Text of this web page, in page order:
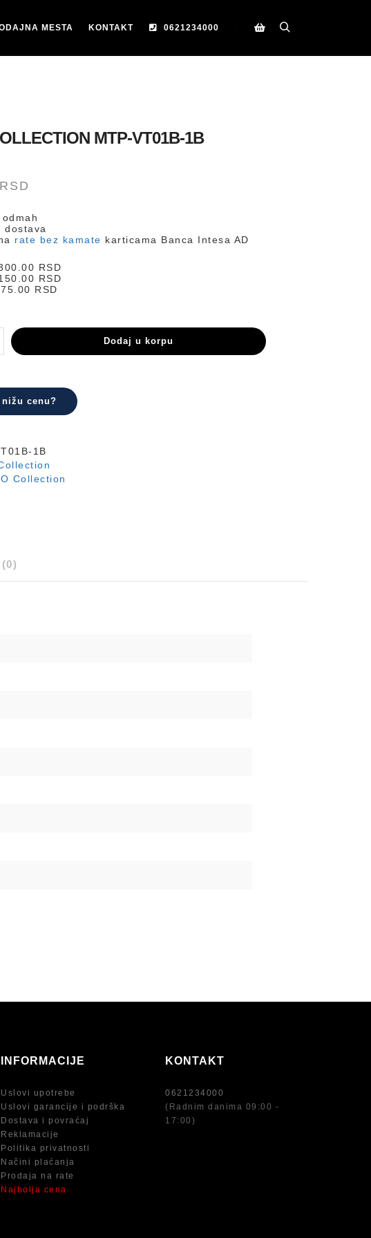
MESTA KONTAKT
0621234000
MTP-VT01B-1B
RSD
dostava
rate bez kamate karticama Banca Intesa AD
RSD
RSD
RSD
Dodaj u korpu
nižu cenu?
1B
Collection
INFORMACIJE
Uslovi upotrebe
Uslovi garancije i podrška
Dostava i povraćaj
Reklamacije
Politika privatnosti
Načini plaćanja
Prodaja na rate
Najbolja cena
KONTAKT
0621234000
(Radnim danima 09:00 -
17:00)